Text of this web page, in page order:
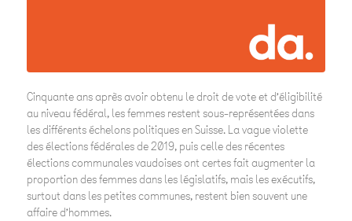
Cinquante ans après avoir obtenu le droit de vote et d’éligibilité
au niveau fédéral, les femmes restent sous-représentées dans
les différents échelons politiques en Suisse. La vague violette
des élections fédérales de 2019, puis celle des récentes
élections communales vaudoises ont certes fait augmenter la
proportion des femmes dans les législatifs, mais les exécutifs,
surtout dans les petites communes, restent bien souvent une
affaire d’hommes.